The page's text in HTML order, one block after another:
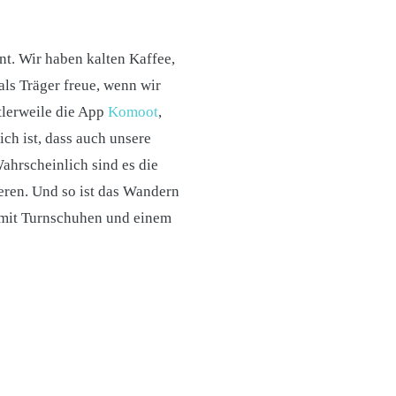
Wir haben kalten Kaffee,
Träger freue, wenn wir
die App Komoot,
ist, dass auch unsere
sind es die
Und so ist das Wandern
Turnschuhen und einem